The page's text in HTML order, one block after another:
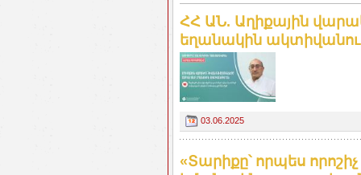
ՀՀ ԱՆ. Աղիքային
եղանակին
03.06.2025
«Տարիքը՝ որպես